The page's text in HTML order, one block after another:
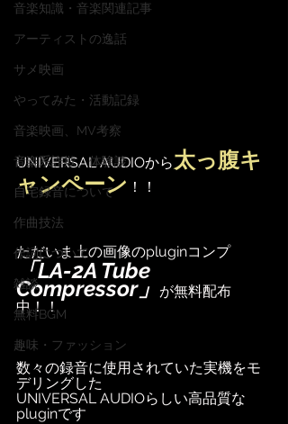
音楽知識・音楽関連記事
アーティストの逸話
サメ映画
やってみた・活動記録
音楽映画、MV考察
音楽系詐欺、体験談
自宅録音について
作曲技法
作詞について
雑談
無料BGM
趣味・ファッション
UNIVERSAL AUDIOから太っ腹キ
ャンペーン ！！
ただいま上の画像のpluginコンプ
「LA-2A Tube
Compressor」 が無料配布
中！！
数々の録音に使用されていた実機をモ
デリングした
UNIVERSAL AUDIOらしい高品質な
pluginです